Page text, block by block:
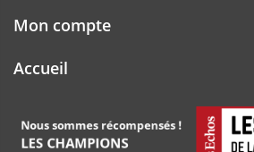
Mon compte
Accueil